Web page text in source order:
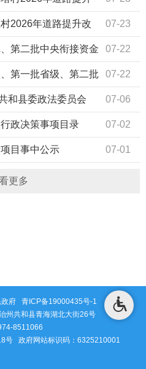
事中） 07-23
2026年道路提升改
（事前） 07-22
第二批中央衔接资金
07-22
第一批省级、第二批
东西部协作资金分配方案的批
07-06
和县委政法委员会
况的通知 07-02
政决策事项目录
07-01
目事中公示
更多
政府 青ICP备19000435号-1
州共和县青海湖北大街26号
8511066
号 政府网站标识码：6325210001